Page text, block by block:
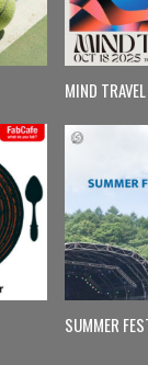
MIND TRAVEL
SUMMER